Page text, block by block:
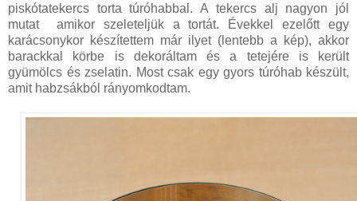
piskótatekercs torta túróhabbal. A tekercs alj nagyon jól
mutat amikor szeleteljük a tortát. Évekkel ezelőtt egy
karácsonykor készítettem már ilyet (lentebb a kép), akkor
barackkal körbe is dekoráltam és a tetejére is került
gyümölcs és zselatin. Most csak egy gyors túróhab készült,
amit habzsákból rányomkodtam.